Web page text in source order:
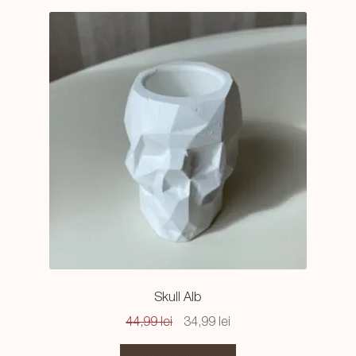
Skull Alb
44,99lei
Prețul
34,99 leiPrețul